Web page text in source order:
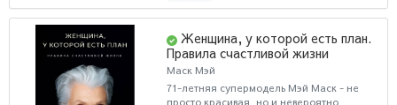
Женщина, у которой есть план.
Правила счастливой жизни
Маск Мэй
71-летняя супермодель Мэй Маск - не
просто красивая, но и невероятно